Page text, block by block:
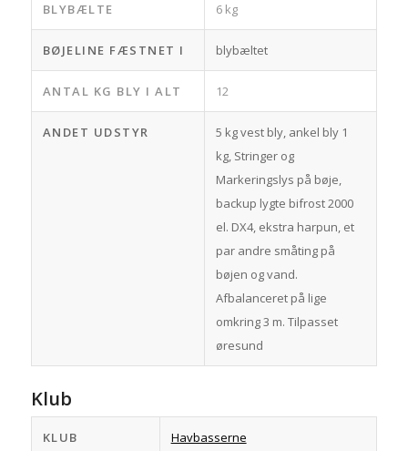
BLYBÆLTE 6 kg
BØJELINE FÆSTNET I blybæltet
ANTAL KG BLY I ALT 12
ANDET UDSTYR
5 kg vest bly, ankel bly 1
kg, Stringer og
Markeringslys på bøje,
backup lygte bifrost 2000
el. DX4, ekstra harpun, et
par andre småting på
bøjen og vand.
Afbalanceret på lige
omkring 3 m. Tilpasset
øresund
Klub
KLUB Havbasserne